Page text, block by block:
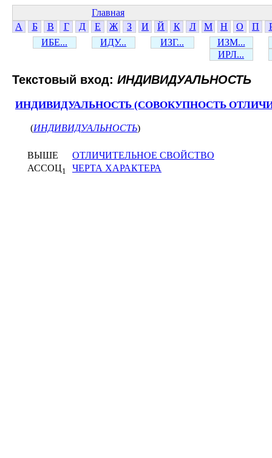
Главная
А
Б В Г Д Е Ж З И Й К Л М Н О П
ИБЕ...
ИДУ... ИЗГ...
ИЗМ...
ИРЛ...
Текстовый вход: ИНДИВИДУАЛЬНОСТЬ
ИНДИВИДУАЛЬНОСТЬ (СОВОКУПНОСТЬ
(ИНДИВИДУАЛЬНОСТЬ)
ВЫШЕ
ОТЛИЧИТЕЛЬНОЕ СВОЙСТВО
АССОЦ1 ЧЕРТА ХАРАКТЕРА